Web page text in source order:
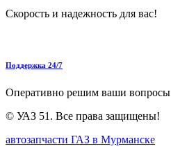
Скорость и надежность для вас!
Поддержка 24/7
Оперативно решим ваши вопросы
© УАЗ 51 . Все права защищены!
автозапчасти ГАЗ в Мурманске